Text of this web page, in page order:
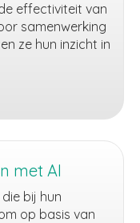
effectiviteit van
samenwerking
ze hun inzicht in
met AI
bij hun
op basis van